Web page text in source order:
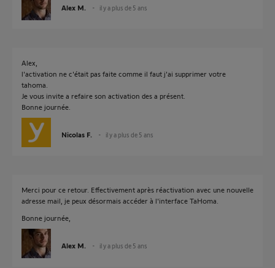
Alex M. il y a plus de 5 ans
Alex,
l'activation ne c'était pas faite comme il faut j'ai supprimer votre
tahoma.
Je vous invite a refaire son activation des a présent.
Bonne journée.
Nicolas F. il y a plus de 5 ans
Merci pour ce retour. Effectivement après réactivation avec une nouvelle
adresse mail, je peux désormais accéder à l'interface TaHoma.
Bonne journée,
Alex M. il y a plus de 5 ans